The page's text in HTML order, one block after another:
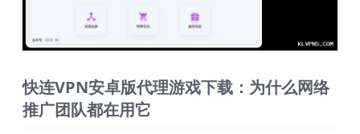
快连VPN安卓版代理游戏下载：为什么网络
推广团队都在用它